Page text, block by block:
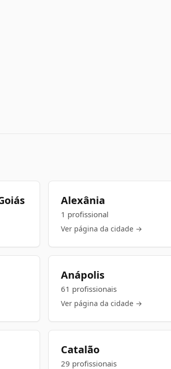
Alexânia
1 profissional
Ver página da cidade →
Anápolis
61 profissionais
Ver página da cidade →
Catalão
29 profissionais